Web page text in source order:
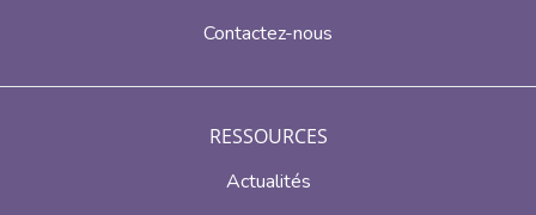
Contactez-nous
RESSOURCES
Actualités